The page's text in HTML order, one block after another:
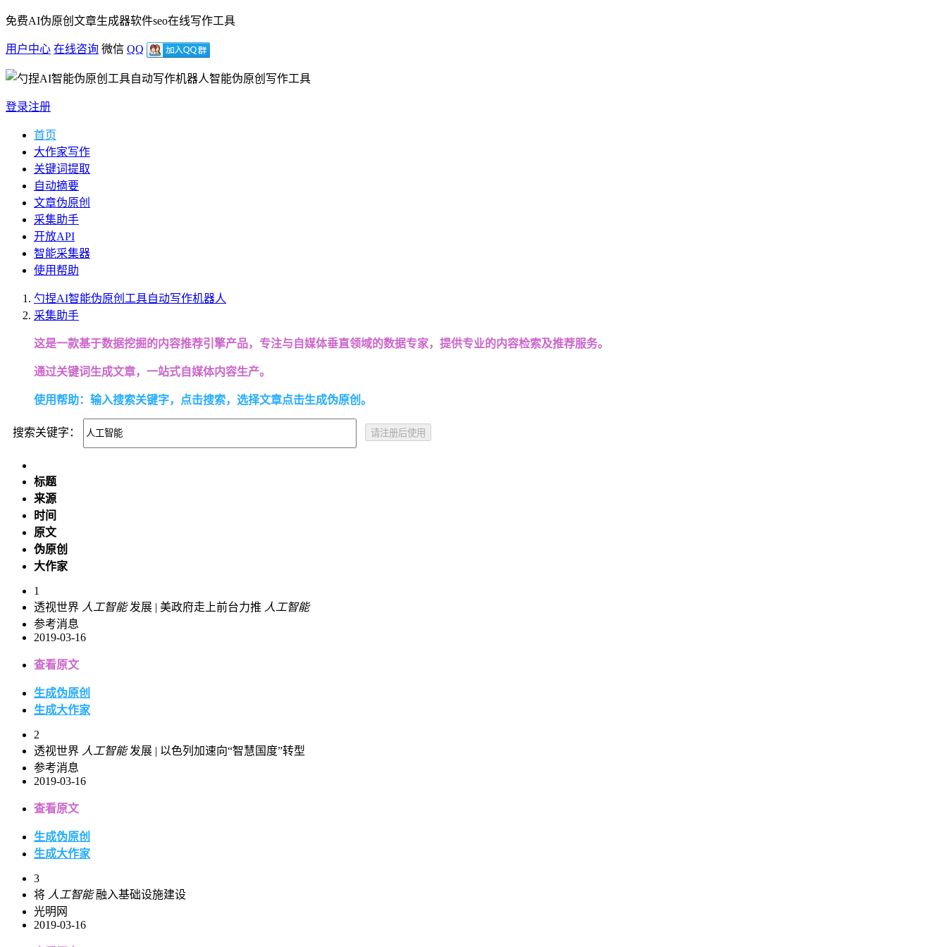
免费AI伪原创文章生成器软件seo在线写作工具
用户中心 在线咨询 微信 QQ
智能伪原创写作工具
登录注册
首页
大作家写作
关键词提取
自动摘要
文章伪原创
采集助手
开放API
智能采集器
使用帮助
勺捏AI智能伪原创工具自动写作机器人
采集助手
这是一款基于数据挖掘的内容推荐引擎产品，专注与自媒体垂直领域的数据专家，提供专业的内容检索及推荐服务。
通过关键词生成文章，一站式自媒体内容生产。
使用帮助：输入搜索关键字，点击搜索，选择文章点击生成伪原创。
搜索关键字： 请注册后使用
标题
来源
时间
原文
伪原创
大作家
1
透视世界 人工智能发展 | 美政府走上前台力推 人工智能
参考消息
2019-03-16
查看原文
生成伪原创
生成大作家
2
透视世界 人工智能发展 | 以色列加速向“智慧国度”转型
参考消息
2019-03-16
查看原文
生成伪原创
生成大作家
3
将 人工智能融入基础设施建设
光明网
2019-03-16